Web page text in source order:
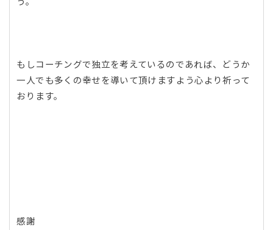
もしコーチングで独立を考えているのであれば、どうか
一人でも多くの幸せを導いて頂けますよう心より祈って
おります。
感謝